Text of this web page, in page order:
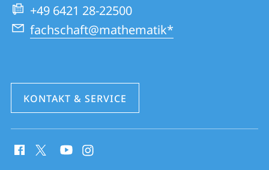
+49 6421 28-22500
fachschaft@mathematik*
KONTAKT & SERVICE
Media